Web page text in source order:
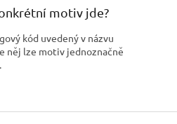
motiv jde?
kód uvedený v názvu
něj lze motiv jednoznačně